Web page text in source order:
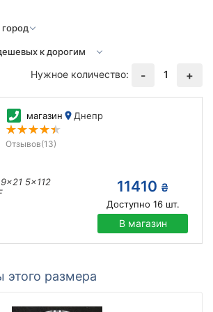
Нужное количество:
- 1 +
магазин Днепр
Отзывов(13)
5x112
11410 ₴
Доступно 16шт.
В магазин
этого размера